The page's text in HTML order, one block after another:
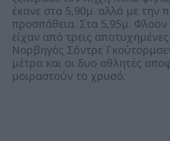
έκανε στα 5,90μ. αλλά με την
προσπάθεια. Στα 5,95μ. Φλοον
είχαν από τρεις
Νορβηγός Σόντρε
μέτρα και οι δυο αθλητές
μοιραστούν το χρυσό.